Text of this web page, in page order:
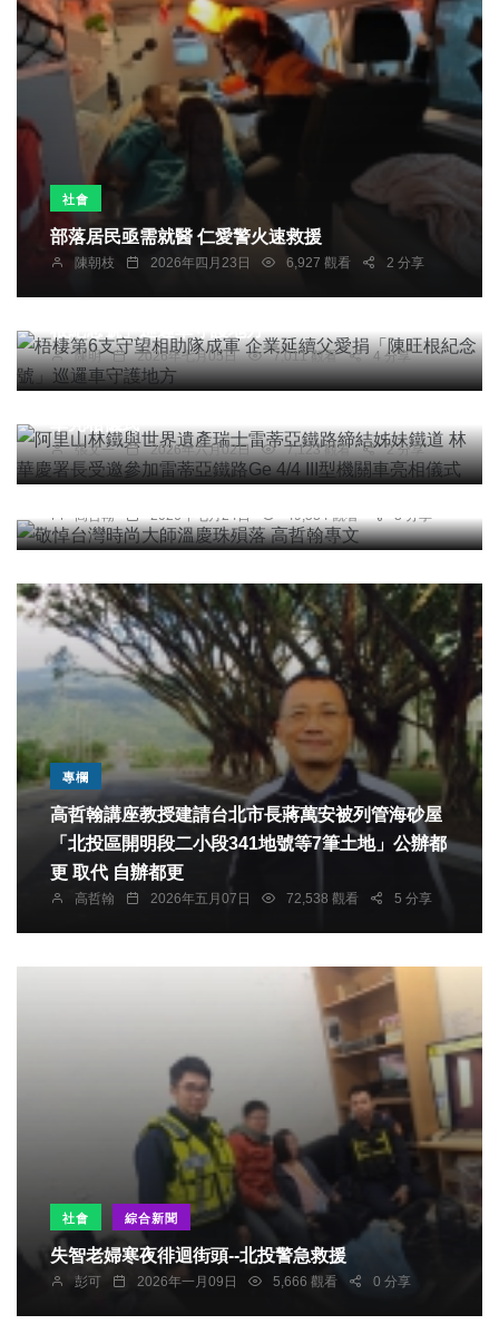
社會
部落居民亟需就醫 仁愛警火速救援
陳朝枝 2026年四月23日 6,927 觀看 2 分享
社會 綜合新聞 文教 科技新知
梧棲第6支守望相助隊成軍 企業延續父愛捐「陳旺
陳明 2026年七月05日 7,011 觀看 4 分享
阿里山林鐵與世界遺產瑞士雷蒂亞鐵路締結姊妹鐵
道 林華慶署長受邀參加雷蒂亞鐵路Ge 4/4 III型機關
張文一 2026年六月02日 7,123 觀看 2 分享
專欄
敬悼台灣時尚大師溫慶珠殞落 高哲翰專文
高哲翰 2026年七月24日 49,534 觀看 3 分享
專欄
高哲翰講座教授建請台北市長蔣萬安被列管海砂屋
「北投區開明段二小段341地號等7筆土地」公辦都
更 取代 自辦都更
高哲翰 2026年五月07日 72,538 觀看 5 分享
社會 綜合新聞
失智老婦寒夜徘迴街頭--北投警急救援
彭可 2026年一月09日 5,666 觀看 0 分享